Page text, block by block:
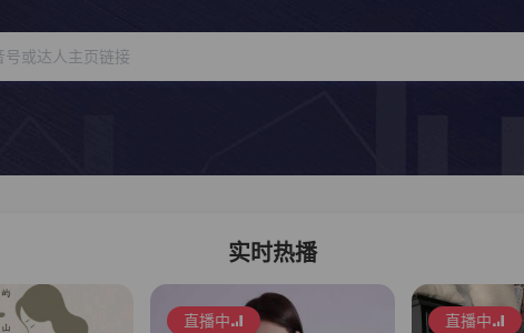
实时热播
直播中 直播中